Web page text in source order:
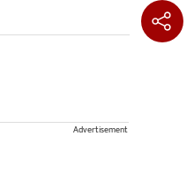
Advertisement